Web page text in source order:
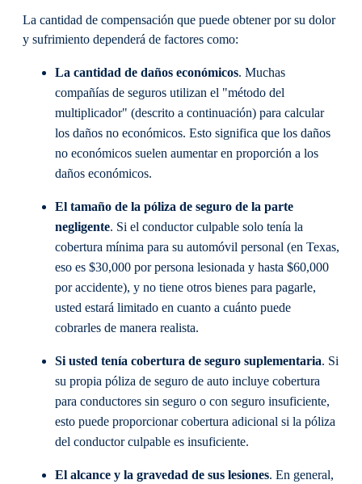
La cantidad de compensación que puede obtener por su dolor
y sufrimiento dependerá de factores como:
La cantidad de daños económicos. Muchas
compañías de seguros utilizan el "método del
multiplicador" (descrito a continuación) para calcular
los daños no económicos. Esto significa que los daños
no económicos suelen aumentar en proporción a los
daños económicos.
El tamaño de la póliza de seguro de la parte
negligente. Si el conductor culpable solo tenía la
cobertura mínima para su automóvil personal (en Texas,
eso es $30,000 por persona lesionada y hasta $60,000
por accidente), y no tiene otros bienes para pagarle,
usted estará limitado en cuanto a cuánto puede
cobrarles de manera realista.
Si usted tenía cobertura de seguro suplementaria. Si
su propia póliza de seguro de auto incluye cobertura
para conductores sin seguro o con seguro insuficiente,
esto puede proporcionar cobertura adicional si la póliza
del conductor culpable es insuficiente.
El alcance y la gravedad de sus lesiones. En general,